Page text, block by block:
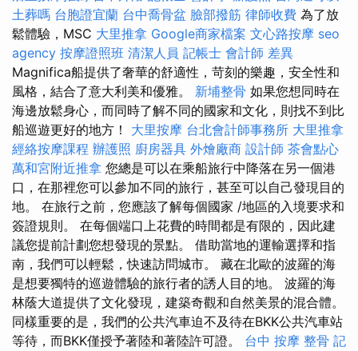
土葬嗎 台胞證宜蘭 台中喬骨盆 臉部撥筋 律師收費 為了放
鬆體驗，MSC 大里推拿 Google商家檔案 文心路按摩 seo
agency 按摩證照班 清潔人員 記帳士 會計師 差異
Magnifica船提供了奢華的舒適性，苛刻的樂趣，安全性和
風格，結合了意大利美和優雅。 新埔整骨 如果您想同時在
海邊放鬆身心，而同時了解不同的國家和文化，則找不到比
船巡遊更好的地方！ 大里按摩 台北會計師事務所 大里推拿
經絡按摩課程 辦護照 廚房器具 外燴廠商 設計師 茶會點心
萬和宮附近推拿 您總是可以在乘船旅行中降落在另一個港
口，在那裡您可以參加不同的旅行，甚至可以自己發現目的
地。 在旅行之前，您應該了解每個國家 /地區的入境要求和
簽證規則。 在每個端口上花費的時間都是有限的，因此建
議您提前計劃您想發現的景點。 借助當地的運輸選擇和指
南，我們可以輕鬆，快速訪問城市。 藏在北歐的波羅的海
是想要獨特的巡遊體驗的旅行者的誘人目的地。 波羅的海
林蔭大道提供了文化發現，建築奇觀和自然美景的混合體。
同樣重要的是，我們的公共汽車迫不及待在BKK公共汽車站
等待，而BKK僅授予著陸和著陸許可證。 台中 按摩 整骨 記